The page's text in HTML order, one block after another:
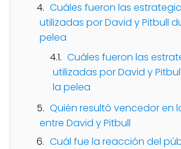
Cuáles fueron las
utilizadas por David y Pitbull
pelea
Cuáles fueron las
utilizadas por David y
la pelea
Quién resultó vencedor en
entre David y Pitbull
Cuál fue la reacción del